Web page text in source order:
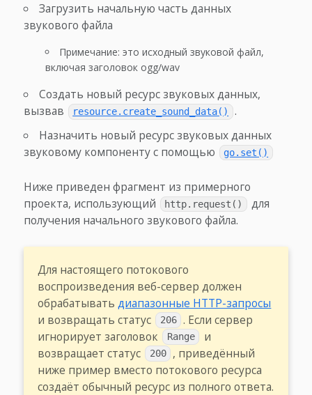
Загрузить начальную часть данных
звукового файла
Примечание: это исходный звуковой файл,
включая заголовок ogg/wav
Создать новый ресурс звуковых данных,
вызвав
resource.create_sound_data()
.
Назначить новый ресурс звуковых данных
звуковому компоненту с помощью
go.set()
Ниже приведен фрагмент из примерного
проекта, использующий
http.request()
для
получения начального звукового файла.
Для настоящего потокового
воспроизведения веб-сервер должен
обрабатыватьдиапазонные HTTP-запросы
и возвращать статус
206 . Если сервер
игнорирует заголовок
Range
и
возвращает статус
200
, приведённый
ниже пример вместо потокового ресурса
создаёт обычный ресурс из полного ответа.